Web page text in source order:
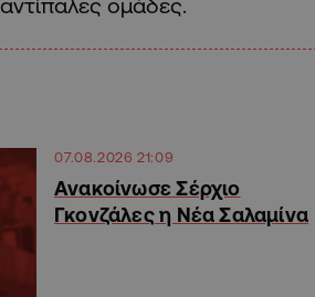
07.08.2026 21:09
Ανακοίνωσε Σέρχιο
Γκονζάλες η Νέα Σαλαμίνα